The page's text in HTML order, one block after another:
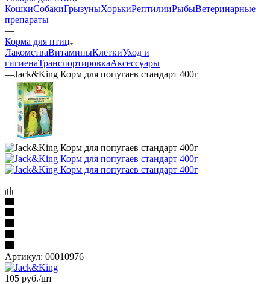
КошкиСобакиГрызуныХорькиРептилииРыбыВетеринарные
препараты
—
Корма для птиц
ЛакомстваВитаминыКлеткиУход и
гигиенаТранспортировкаАксессуары
—Jack&King Корм для попугаев стандарт 400г
Артикул: 00010976
105 руб./шт